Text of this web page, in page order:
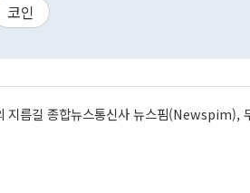
코인
지름길 종합뉴스통신사 뉴스핌(Newspim),